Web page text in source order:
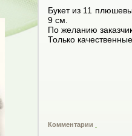
Букет из 11
9 см.
По желанию
Только
Комментарии